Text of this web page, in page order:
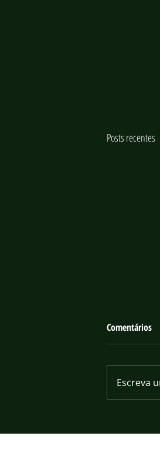
Posts recentes
Comentários
Escreva